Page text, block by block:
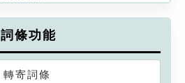
詞條功能
轉寄詞條